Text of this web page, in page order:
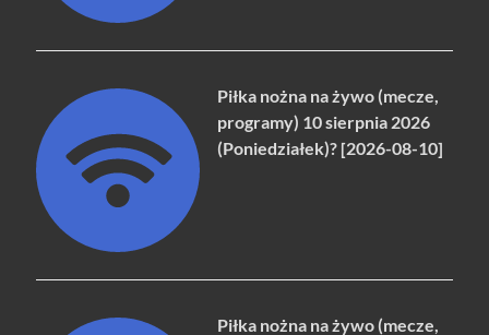
Piłka nożna na żywo (mecze,
programy) 10 sierpnia 2026
(Poniedziałek)? [2026-08-10]
Piłka nożna na żywo (mecze,